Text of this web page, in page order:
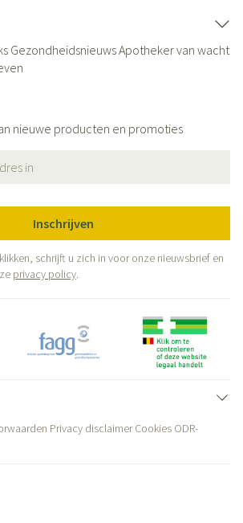
GezondheidsnieuwsApotheker van wacht
nieuwe producten en promoties
Inschrijven
schrijft u zich in voor onze nieuwsbrief en
privacy policy.
Privacy disclaimer Cookies ODR-